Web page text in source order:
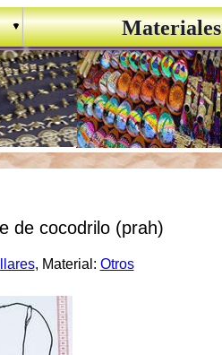
Materiales
de cocodrilo (prah)
, Material: Otros